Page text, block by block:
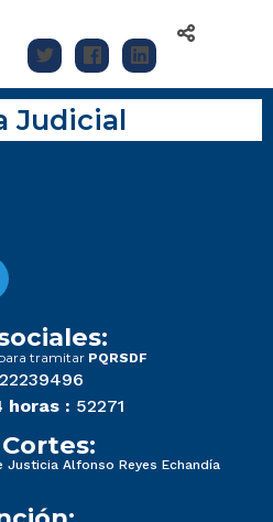
Judicial
tramitar PQRSDF
22239496
horas : 52271
Justicia Alfonso Reyes Echandía